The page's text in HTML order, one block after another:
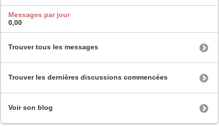
Messages par jour
0,00
Trouver tous les messages
Trouver les dernières discussions commencées
Voir son blog